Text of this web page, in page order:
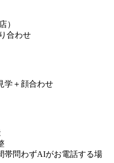
）
合わせ
学＋顔合わせ
問わずAIがお電話する場